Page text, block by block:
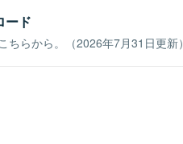
ード
らから。（2026年7月31日更新）